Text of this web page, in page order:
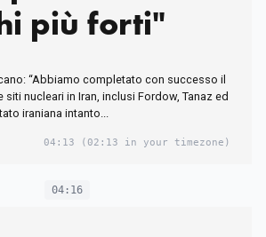
più forti"
“Abbiamo completato con successo il
nucleari in Iran, inclusi Fordow, Tanaz ed
iraniana intanto...
04:13 (02:13 in your timezone)
04:16